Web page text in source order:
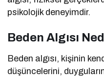
psikolojik deneyimdir.
Beden Algısı
Beden algısı, kişinin
düşüncelerini,